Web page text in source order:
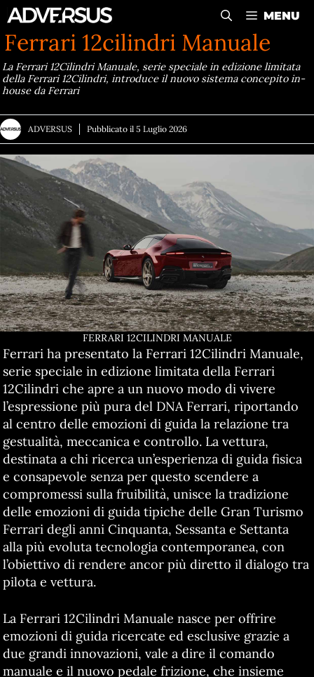
Vai
al
contenuto
MENU
Ferrari 12cilindri Manuale
La Ferrari 12Cilindri Manuale, serie speciale in edizione limitata
della Ferrari 12Cilindri, introduce il nuovo sistema concepito in-
house da Ferrari
ADVERSUS Pubblicato il 5 Luglio 2026
FERRARI 12CILINDRI MANUALE
Ferrari ha presentato la Ferrari 12Cilindri Manuale,
serie speciale in edizione limitata della Ferrari
12Cilindri che apre a un nuovo modo di vivere
l’espressione più pura del DNA Ferrari, riportando
al centro delle emozioni di guida la relazione tra
gestualità, meccanica e controllo. La vettura,
destinata a chi ricerca un’esperienza di guida fisica
e consapevole senza per questo scendere a
compromessi sulla fruibilità, unisce la tradizione
delle emozioni di guida tipiche delle Gran Turismo
Ferrari degli anni Cinquanta, Sessanta e Settanta
alla più evoluta tecnologia contemporanea, con
l’obiettivo di rendere ancor più diretto il dialogo tra
pilota e vettura.
La Ferrari 12Cilindri Manuale nasce per offrire
emozioni di guida ricercate ed esclusive grazie a
due grandi innovazioni, vale a dire il comando
manuale e il nuovo pedale frizione, che insieme